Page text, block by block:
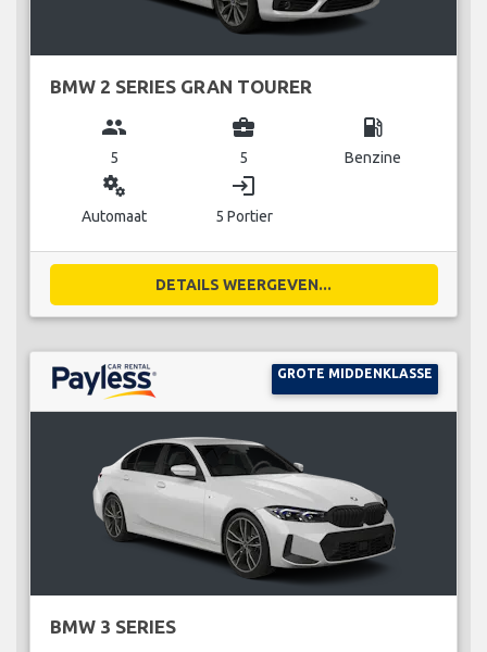
BMW 2 SERIES GRAN TOURER
group
5
business_center
5
local_gas_station
Benzine
miscellaneous_services
Automaat
login
5 Portier
DETAILS WEERGEVEN...
GROTE MIDDENKLASSE
BMW 3 SERIES